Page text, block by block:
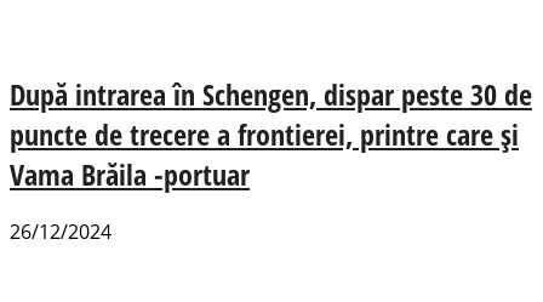
După intrarea în Schengen, dispar peste 30 de
puncte de trecere a frontierei, printre care și
Vama Brăila -portuar
26/12/2024